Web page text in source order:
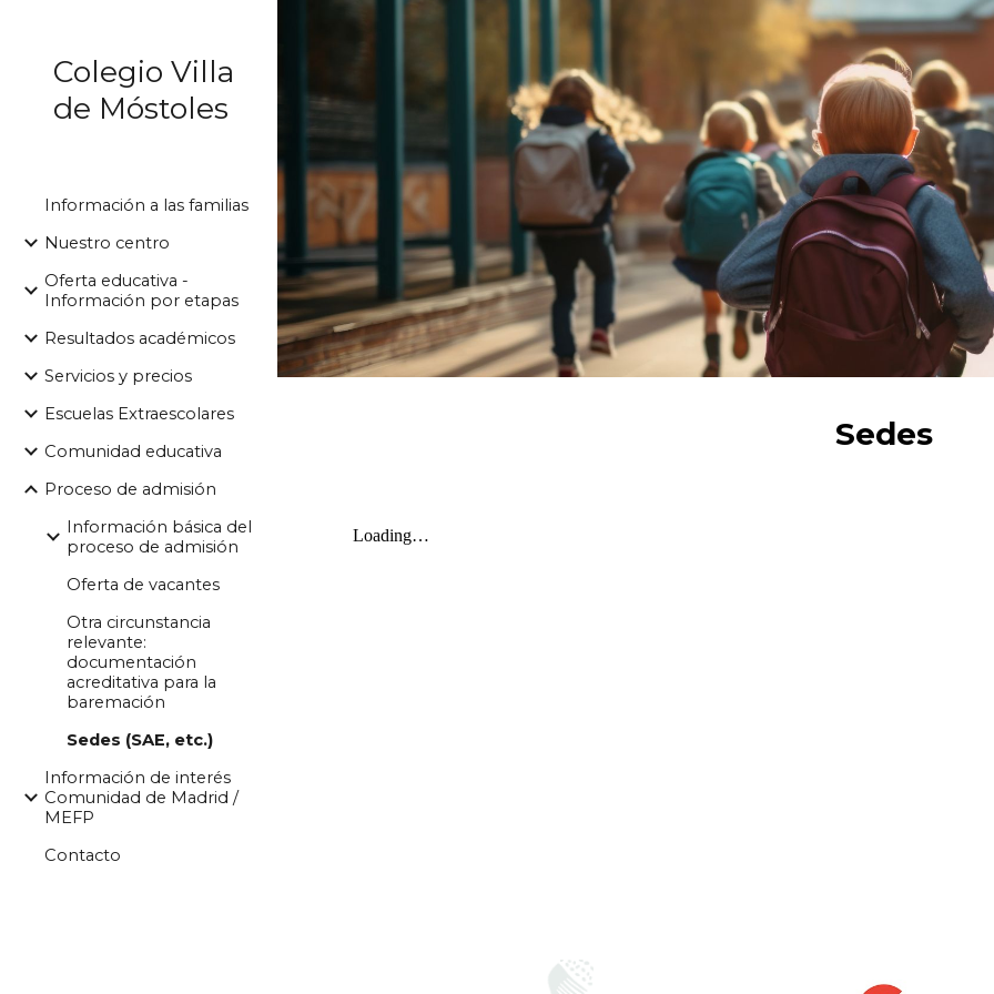
Skip to main content Skip to
Colegio Villa
de Móstoles
Información a las familias
Nuestro centro
Oferta educativa -
Información por etapas
Resultados académicos
Servicios y precios
Escuelas Extraescolares
Comunidad educativa
Proceso de admisión
Información básica del
proceso de admisión
Oferta de vacantes
Otra circunstancia
relevante:
documentación
acreditativa para la
baremación
Sedes (SAE, etc.)
Información de interés
Comunidad de Madrid /
MEFP
Contacto
Sedes